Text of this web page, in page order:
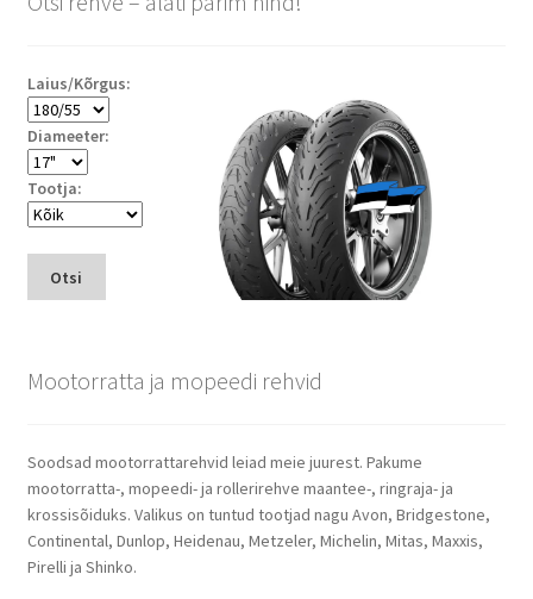
Laius/Kõrgus:
Diameeter:
Tootja:
Otsi
Mootorratta ja mopeedi rehvid
Soodsad mootorrattarehvid leiad meie juurest. Pakume
mootorratta-, mopeedi- ja rollerirehve maantee-, ringraja- ja
krossisõiduks. Valikus on tuntud tootjad nagu Avon, Bridgestone,
Continental, Dunlop, Heidenau, Metzeler, Michelin, Mitas, Maxxis,
Pirelli ja Shinko.